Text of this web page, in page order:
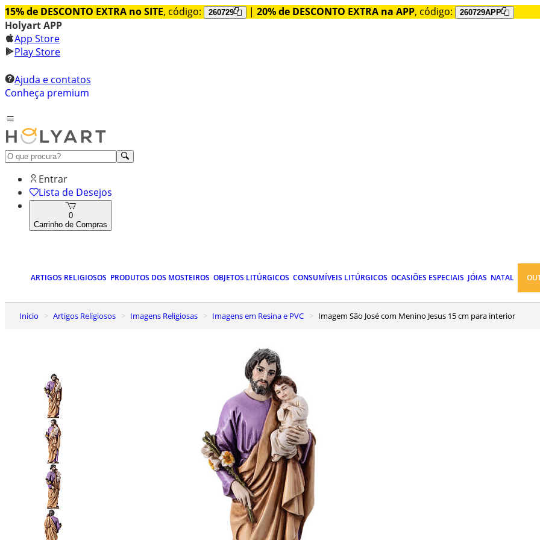
15% de DESCONTO EXTRA no SITE, código: 260729 | 20% de DESCONTO EXTRA na APP, código: 260729APP
Holyart APP
App Store
Play Store
Ajuda e contatos
Conheça premium
Entrar
Lista de Desejos
0
Carrinho de Compras
ARTIGOS RELIGIOSOS PRODUTOS DOS MOSTEIROS OBJETOS LITÚRGICOS CONSUMÍVEIS LITÚRGICOS OCASIÕES ESPECIAIS JÓIAS NATAL
Inicio Artigos Religiosos Imagens Religiosas Imagens em Resina e PVC Imagem São José com Menino Jesus 15 cm para interior